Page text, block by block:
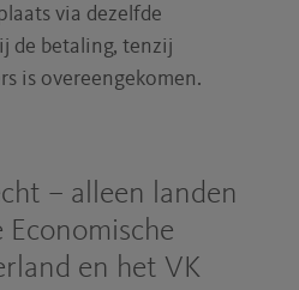
via dezelfde
de betaling, tenzij
is overeengekomen.
– alleen landen
Economische
en het VK